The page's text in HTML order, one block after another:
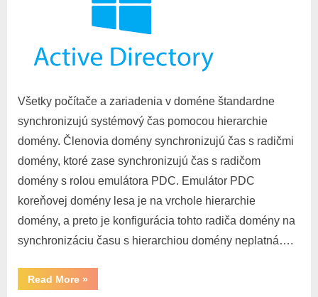
server
Všetky počítače a zariadenia v doméne štandardne
synchronizujú systémový čas pomocou hierarchie
domény. Členovia domény synchronizujú čas s radičmi
domény, ktoré zase synchronizujú čas s radičom
domény s rolou emulátora PDC. Emulátor PDC
koreňovej domény lesa je na vrchole hierarchie
domény, a preto je konfigurácia tohto radiča domény na
synchronizáciu času s hierarchiou domény neplatná….
Read More“Active
Directory
»